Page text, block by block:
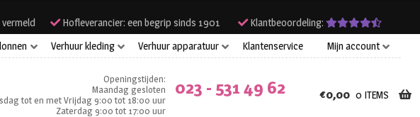
Hofleverancier: een begrip sinds 1901
Klantbeoordeling:
Verhuur kleding Verhuur apparatuur Klantenservice Mijn account
Openingstijden:
Maandag gesloten
tot en met Vrijdag 9:00 tot 18:00 uur
Zaterdag 9:00 tot 17:00 uur
023 - 531 49 62 €0,00 0 ITEMS